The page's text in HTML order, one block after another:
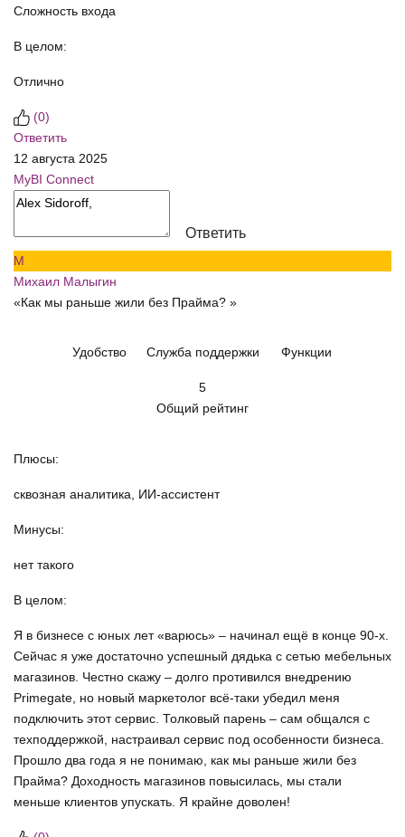
Сложность входа
В целом:
Отлично
(0)
Ответить
12 августа 2025
MyBI Connect
Ответить
М
Михаил Малыгин
«Как мы раньше жили без Прайма? »
Удобство Служба поддержки Функции
5
Общий рейтинг
Плюсы:
сквозная аналитика, ИИ-ассистент
Минусы:
нет такого
В целом:
Я в бизнесе с юных лет «варюсь» – начинал ещё в конце 90-х.
Сейчас я уже достаточно успешный дядька с сетью мебельных
магазинов. Честно скажу – долго противился внедрению
Primegate, но новый маркетолог всё-таки убедил меня
подключить этот сервис. Толковый парень – сам общался с
техподдержкой, настраивал сервис под особенности бизнеса.
Прошло два года я не понимаю, как мы раньше жили без
Прайма? Доходность магазинов повысилась, мы стали
меньше клиентов упускать. Я крайне доволен!